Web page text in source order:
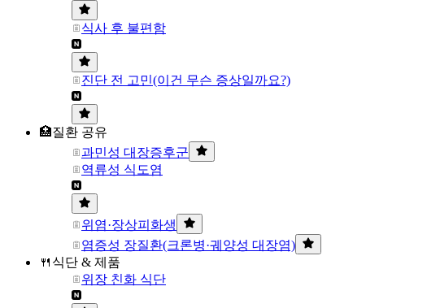
식사 후 불편함
진단 전 고민(이건 무슨 증상일까요?)
🏥질환 공유
과민성 대장증후군
역류성 식도염
위염·장상피화생
염증성 장질환(크론병·궤양성 대장염)
🍴식단 & 제품
위장 친화 식단